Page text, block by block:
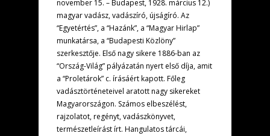
november 15. – Budapest, 1928. március 12.)
magyar vadász, vadászíró, újságíró. Az
“Egyetértés”, a “Hazánk”, a “Magyar Hirlap”
munkatársa, a “Budapesti Közlöny”
szerkesztője. Első nagy sikere 1886-ban az
“Ország-Világ” pályázatán nyert első díja, amit
a “Proletárok” c. írásáért kapott. Főleg
vadásztörténeteivel aratott nagy sikereket
Magyarországon. Számos elbeszélést,
rajzolatot, regényt, vadászkönyvet,
természetleírást írt. Hangulatos tárcái,